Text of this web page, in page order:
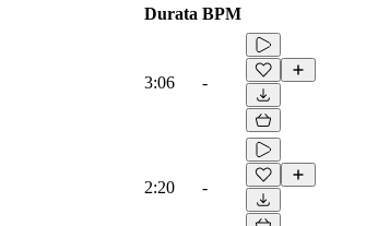
Durata BPM
3:06 -
2:20 -